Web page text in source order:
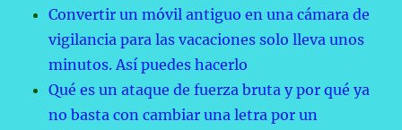
Convertir un móvil antiguo en una cámara de
vigilancia para las vacaciones solo lleva unos
minutos. Así puedes hacerlo
Qué es un ataque de fuerza bruta y por qué ya
no basta con cambiar una letra por un